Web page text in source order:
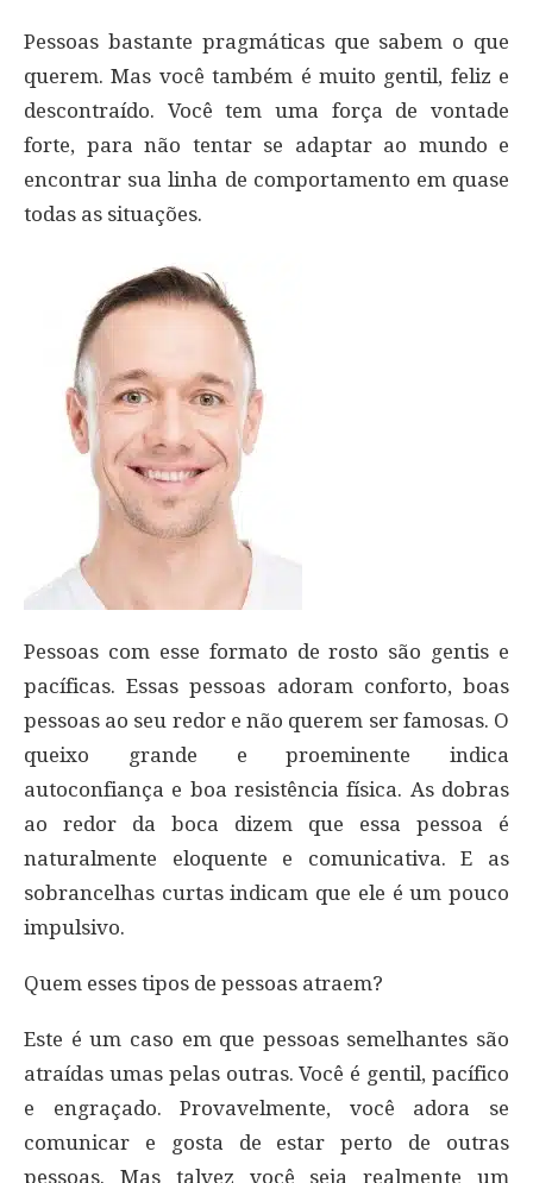
Pessoas bastante pragmáticas que sabem o que
querem. Mas você também é muito gentil, feliz e
descontraído. Você tem uma força de vontade
forte, para não tentar se adaptar ao mundo e
encontrar sua linha de comportamento em quase
todas as situações.
Pessoas com esse formato de rosto são gentis e
pacíficas. Essas pessoas adoram conforto, boas
pessoas ao seu redor e não querem ser famosas. O
queixo grande e proeminente indica
autoconfiança e boa resistência física. As dobras
ao redor da boca dizem que essa pessoa é
naturalmente eloquente e comunicativa. E as
sobrancelhas curtas indicam que ele é um pouco
impulsivo.
Quem esses tipos de pessoas atraem?
Este é um caso em que pessoas semelhantes são
atraídas umas pelas outras. Você é gentil, pacífico
e engraçado. Provavelmente, você adora se
comunicar e gosta de estar perto de outras
pessoas. Mas talvez você seja realmente um